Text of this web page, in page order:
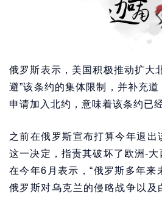
俄罗斯表示，美国积极推动扩大
避”该条约的集体限制，并补充
申请加入北约，意味着该条约已
之前在俄罗斯宣布打算今年退出
这一决定，指责其破坏了欧洲-
在今年6月表示，“俄罗斯多年来
俄罗斯对乌克兰的侵略战争以及